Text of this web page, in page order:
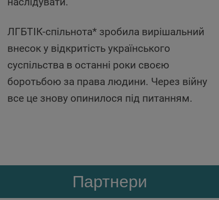
ЛГБТІК-спільнота* зробила вирішальний
внесок у відкритість українського
суспільства в останні роки своєю
боротьбою за права людини. Через війну
все це знову опинилося під питанням.
Партнери